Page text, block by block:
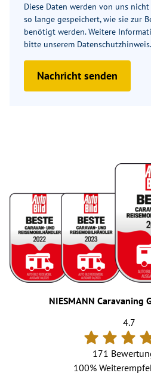
Diese Daten werden von uns
so lange gespeichert, wie sie zur
benötigt werden. Weitere
bitte unserem Datenschutzhinweis.
Nachricht senden
NIESMANN Caravaning
4.7
171
100%